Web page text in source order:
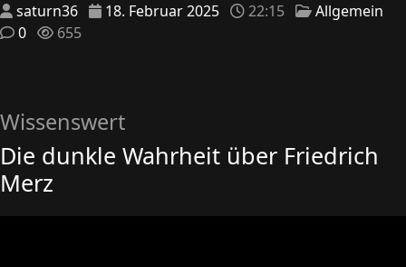
saturn36 18. Februar 2025 22:15
Allgemein
0
655
Wissenswert
Die dunkle Wahrheit über Friedrich
Merz